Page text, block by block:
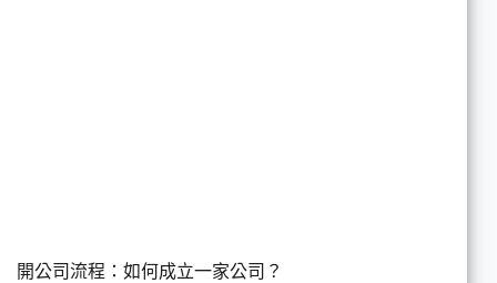
開公司流程：如何成立一家公司？